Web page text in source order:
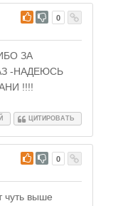
# 0
ЗА
-НАДЕЮСЬ
!!!!
ЦИТИРОВАТЬ
# 0
выше